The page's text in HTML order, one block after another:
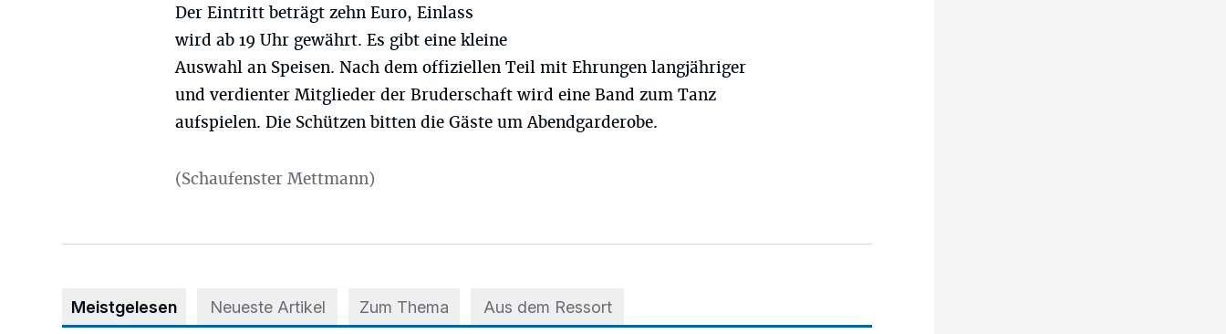
Der Eintritt beträgt zehn Euro, Einlass
wird ab 19 Uhr gewährt. Es gibt eine kleine
Auswahl an Speisen. Nach dem offiziellen Teil mit Ehrungen langjähriger
und verdienter Mitglieder der Bruderschaft wird eine Band zum Tanz
aufspielen. Die Schützen bitten die Gäste um Abendgarderobe.
(Schaufenster Mettmann)
Meistgelesen Neueste Artikel Zum Thema Aus dem Ressort